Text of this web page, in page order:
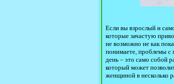
Если вы взрослый и
которые зачастую
не возможно не как
понимаете, проблемы с
день – это само собой
который может
женщиной в несколько